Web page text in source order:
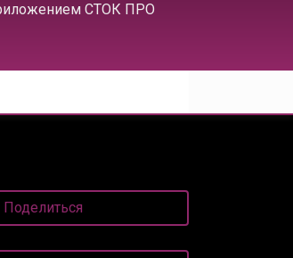
СТОК ПРО
Поделиться